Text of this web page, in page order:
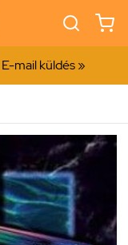
E-mail küldés »